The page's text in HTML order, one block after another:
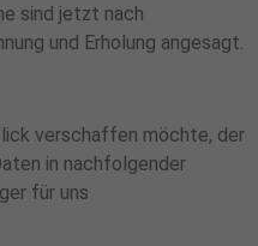
sind jetzt nach
und Erholung angesagt.
verschaffen möchte, der
in nachfolgender
für uns